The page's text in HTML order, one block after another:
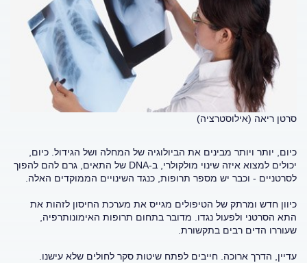
סרטן ריאה (אילוסטרציה)
כיום, יותר ויותר מבינים את הביולוגיה של המחלה ושל הגידול. כיום,
יכולים למצוא איזה שינוי מולקולרי, ב-DNA של התאים, גרם להם להפוך
לסרטניים - וכבר יש מספר תרופות, כנגד השינויים הממוקדים האלה.
כיוון חדש ומרתק של הטיפולים מגייס את מערכת החיסון לזהות את
התא הסרטני ולפעול נגדו. מדובר בתחום תרופות האימונותרפיה,
שעוררו הדים רבים בתקשורת.
עדיין, הדרך ארוכה. חייבים לפתח שיטות סקר לחולים שלא עישנו.